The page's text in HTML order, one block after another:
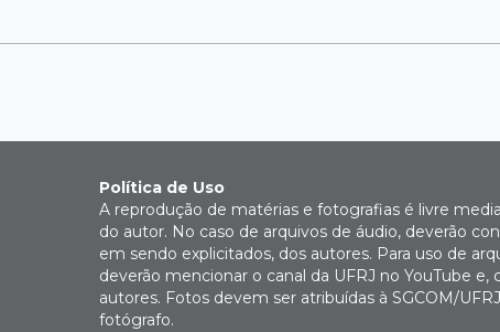
Política de Uso
A reprodução de matérias e fotografias é livre
do autor. No caso de arquivos de áudio, deverão
em sendo explicitados, dos autores. Para uso de
deverão mencionar o canal da UFRJ no YouTube e,
autores. Fotos devem ser atribuídas à SGCOM/
fotógrafo.